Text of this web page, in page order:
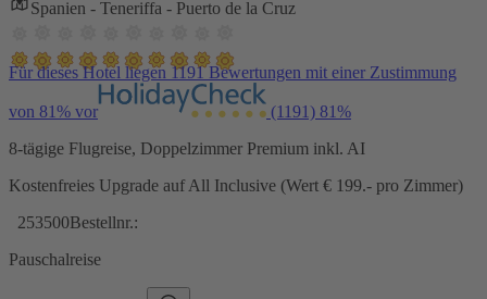
Spanien - Teneriffa - Puerto de la Cruz
Für dieses Hotel liegen 1191 Bewertungen mit einer Zustimmung
von 81% vor (1191) 81%
8-tägige Flugreise, Doppelzimmer Premium inkl. AI
Kostenfreies Upgrade auf All Inclusive (Wert € 199.- pro Zimmer)
253500Bestellnr.:
Pauschalreise